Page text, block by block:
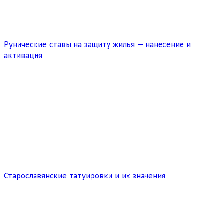
Рунические ставы на защиту жилья — нанесение и
активация
Старославянские татуировки и их значения